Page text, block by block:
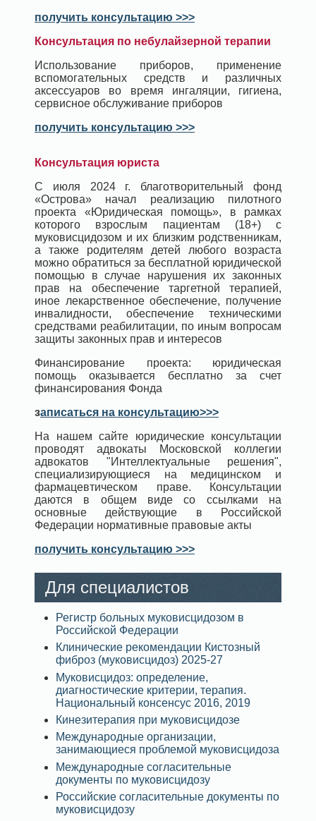
получить консультацию >>>
Консультация по небулайзерной терапии
Использование приборов, применение
вспомогательных средств и различных
аксессуаров во время ингаляции, гигиена,
сервисное обслуживание приборов
получить консультацию >>>
Консультация юриста
С июля 2024 г. благотворительный фонд
«Острова» начал реализацию пилотного
проекта «Юридическая помощь», в рамках
которого взрослым пациентам (18+) с
муковисцидозом и их близким родственникам,
а также родителям детей любого возраста
можно обратиться за бесплатной юридической
помощью в случае нарушения их законных
прав на обеспечение таргетной терапией,
иное лекарственное обеспечение, получение
инвалидности, обеспечение техническими
средствами реабилитации, по иным вопросам
защиты законных прав и интересов
Финансирование проекта: юридическая
помощь оказывается бесплатно за счет
финансирования Фонда
записаться на консультацию>>>
На нашем сайте юридические консультации
проводят адвокаты Московской коллегии
адвокатов "Интеллектуальные решения",
специализирующиеся на медицинском и
фармацевтическом праве. Консультации
даются в общем виде со ссылками на
основные действующие в Российской
Федерации нормативные правовые акты
получить консультацию >>>
Для специалистов
Регистр больных муковисцидозом в
Российской Федерации
Клинические рекомендации Кистозный
фиброз (муковисцидоз) 2025-27
Муковисцидоз: определение,
диагностические критерии, терапия.
Национальный консенсус 2016, 2019
Кинезитерапия при муковисцидозе
Международные организации,
занимающиеся проблемой муковисцидоза
Международные согласительные
документы по муковисцидозу
Российские согласительные документы по
муковисцидозу